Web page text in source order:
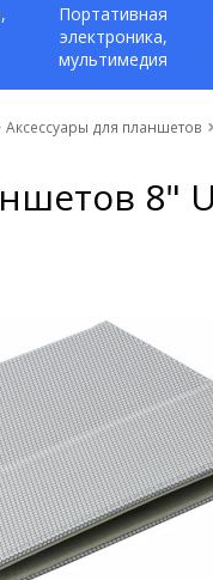
Портативная
электроника,
мультимедия
Аксессуары для планшетов
8"